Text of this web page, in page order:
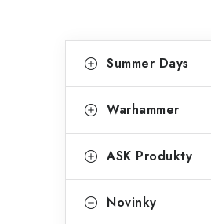
o
n
ý
kategórie
a
e
ó
Summer Days
Warhammer
ASK Produkty
Novinky